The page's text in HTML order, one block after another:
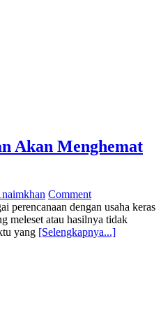
Akan Menghemat
naimkhan Comment
perencanaan dengan usaha keras
meleset atau hasilnya tidak
yang [Selengkapnya...]